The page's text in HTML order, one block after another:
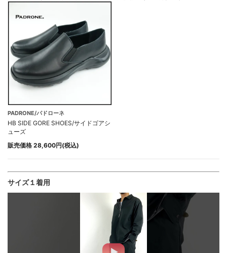
PADRONE/パドローネ
HB SIDE GORE SHOES/サイドゴアシ
ューズ
販売価格 28,600円(税込)
サイズ１着用